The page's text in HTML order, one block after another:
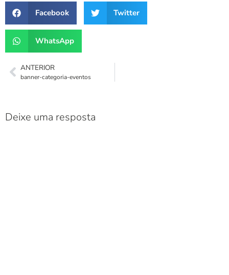
Facebook Twitter
WhatsApp
ANTERIOR
banner-categoria-eventos
Deixe uma resposta